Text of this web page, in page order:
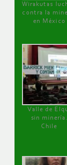
Wirakutas
contra la
en México
Valle de
sin minería.
Chile